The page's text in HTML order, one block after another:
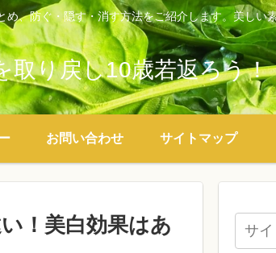
、防ぐ・隠す・消す方法をご紹介します。美しい
り戻し10歳若返ろう！
お問い合わせ サイトマップ
！美白効果はあ